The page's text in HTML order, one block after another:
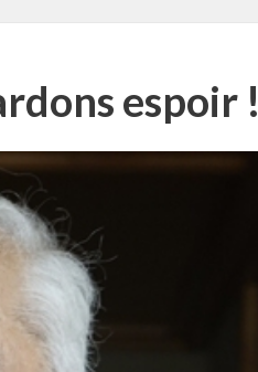
espoir !